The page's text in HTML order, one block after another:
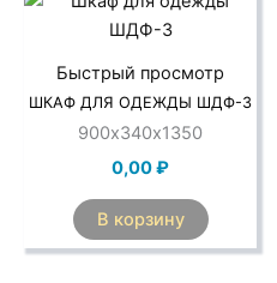
Быстрый просмотр
ШКАФ ДЛЯ ОДЕЖДЫ ШДФ-3
900х340х1350
0,00₽
В корзину